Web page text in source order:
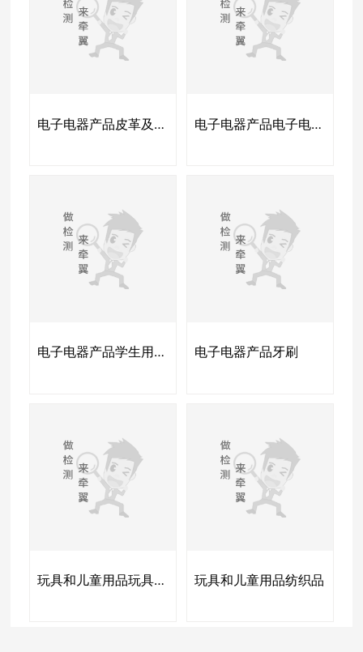
电子电器产品皮革及皮革制品 电子电器产品电子电器产品
电子电器产品学生用品、文具（铅笔、蜡笔、水彩画纸、塑料文具盒、金属文具盒卷笔刀） 电子电器产品牙刷
玩具和儿童用品玩具和儿童用品 玩具和儿童用品纺织品